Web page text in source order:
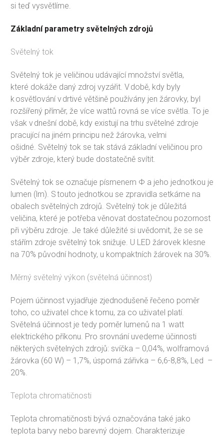
si teď vysvětlíme.
Základní parametry světelných zdrojů
Světelný tok
Světelný tok je veličinou udávající množství světla,
které dokáže daný zdroj vyzářit. V době, kdy byly
k osvětlování v drtivé většině používány jen žárovky, byl
rozšířený příměr, že více wattů rovná se více světla. To je
však v dnešní době, kdy existují na trhu světelné zdroje
pracující na jiném principu než žárovka, velmi
ošidné. Světelný tok se tak stává základní veličinou pro
výběr zdroje, který bude dostatečně svítit.
Světelný tok se označuje písmenem Φ a jeho jednotkou je
lumen (lm). S touto jednotkou se zpravidla setkáme na
obalech světelných zdrojů. Světelný tok je důležitá
veličina, které je potřeba věnovat dostatečnou pozornost
při výběru zdroje. Je také důležité si uvědomit, že se se
stářím zdroje světelný tok snižuje. U LED žárovek klesne
na 70% původní hodnoty, u kompaktních žárovek na 30%.
Měrný světelný výkon (světelná účinnost)
Pojem účinnost vyjadřuje zjednodušeně řečeno poměr
toho, co uživatel chce k tomu, za co uživatel platí.
Světelná účinnost je tedy poměr lumenů na 1 watt
elektrického příkonu. Pro srovnání uvedeme účinnosti
některých světelných zdrojů: svíčka – 0,04%, wolframová
žárovka (60 W) – 1,7%, úsporná zářivka – 6,6-8,8%, Led –
20%.
Teplota chromatičnosti
Teplota chromatičnosti bývá označována také jako
teplota barvy nebo barevný dojem. Charakterizuje